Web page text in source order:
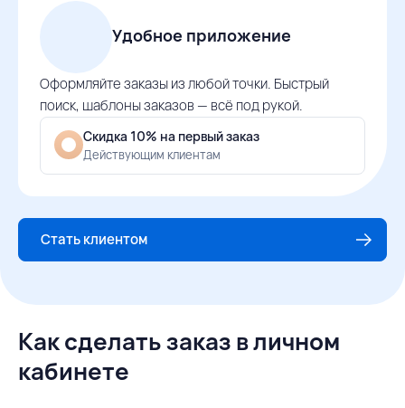
Удобное приложение
Оформляйте заказы из любой точки. Быстрый
поиск, шаблоны заказов — всё под рукой.
Скидка 10% на первый заказ
Действующим клиентам
Стать клиентом
Как сделать заказ в личном
кабинете